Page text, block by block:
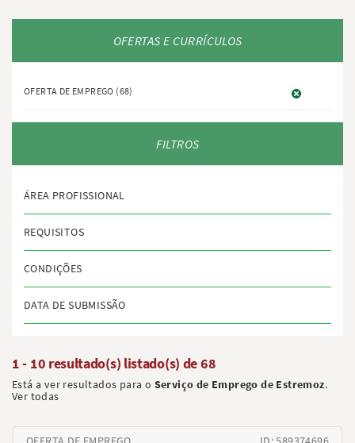
OFERTAS E CURRÍCULOS
OFERTA DE EMPREGO (68)
FILTROS
ÁREA PROFISSIONAL
REQUISITOS
CONDIÇÕES
DATA DE SUBMISSÃO
1 - 10 resultado(s) listado(s) de68
Está a ver resultados para o Serviço de Emprego de Estremoz.
Ver todas